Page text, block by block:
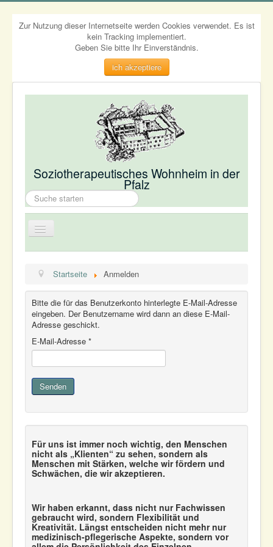
Zur Nutzung dieser Internetseite werden Cookies verwendet. Es ist
kein Tracking implementiert.
Geben Sie bitte Ihr Einverständnis.
ich akzeptiere
Soziotherapeutisches Wohnheim in der
Pfalz
Suchen
...
Navigation
an/aus
Leistungen
Von Bewohnern für Bewohner
Informationen
Öffnen und Teilhabe
Vernetzung
Kontakt
Startseite Anmelden
Bitte die für das Benutzerkonto hinterlegte E-Mail-Adresse
eingeben. Der Benutzername wird dann an diese E-Mail-
Adresse geschickt.
E-Mail-Adresse *
Senden
Für uns ist immer noch wichtig, den Menschen
nicht als „Klienten“ zu sehen, sondern als
Menschen mit Stärken, welche wir fördern und
Schwächen, die wir akzeptieren.
Wir haben erkannt, dass nicht nur Fachwissen
gebraucht wird, sondern Flexibilität und
Kreativität. Längst entscheiden nicht mehr nur
medizinisch-pflegerische Aspekte, sondern vor